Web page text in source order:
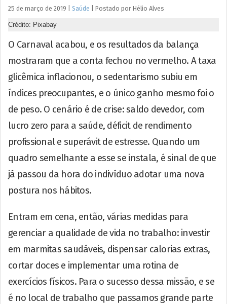
25 de março de 2019 Saúde Postado por Hélio Alves
Crédito: Pixabay
O Carnaval acabou, e os resultados da balança
mostraram que a conta fechou no vermelho. A taxa
glicêmica inflacionou, o sedentarismo subiu em
índices preocupantes, e o único ganho mesmo foi o
de peso. O cenário é de crise: saldo devedor, com
lucro zero para a saúde, déficit de rendimento
profissional e superávit de estresse. Quando um
quadro semelhante a esse se instala, é sinal de que
já passou da hora do indivíduo adotar uma nova
postura nos hábitos.
Entram em cena, então, várias medidas para
gerenciar a qualidade de vida no trabalho: investir
em marmitas saudáveis, dispensar calorias extras,
cortar doces e implementar uma rotina de
exercícios físicos. Para o sucesso dessa missão, e se
é no local de trabalho que passamos grande parte